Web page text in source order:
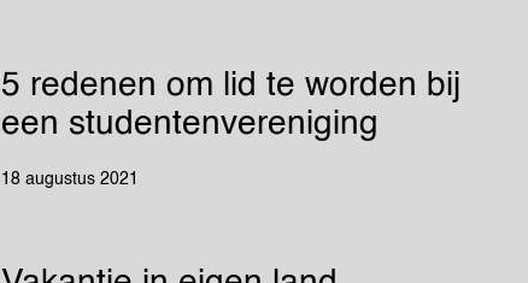
5 redenen om lid te worden bij
een studentenvereniging
18 augustus 2021